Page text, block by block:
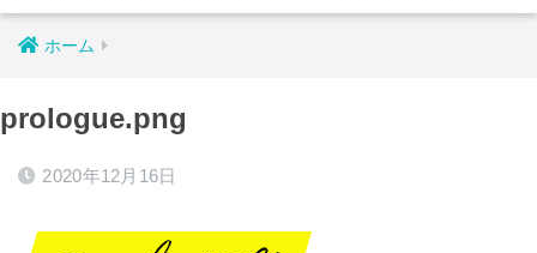
ホーム
prologue.png
2020年12月16日